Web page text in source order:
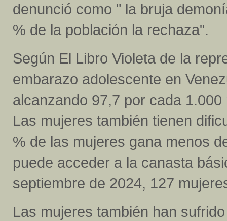
denunció como " la bruja
% de la población la rechaza".
Según El Libro Violeta de la
embarazo adolescente en
alcanzando 97,7 por cada
Las mujeres también tienen
% de las mujeres gana menos
puede acceder a la canasta
septiembre de 2024, 127
Las mujeres también han